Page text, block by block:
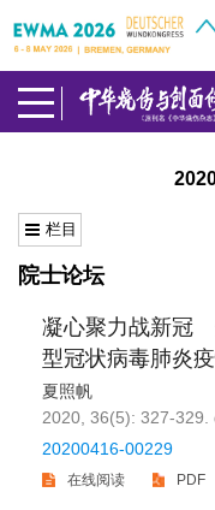
栏目
院士论坛
凝心聚力战新冠
型冠状病毒肺炎
夏照帆
2020, 36(5): 327-329.
20200416-00229
在线阅读 PDF